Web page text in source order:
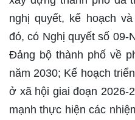
nghị quyết, kế hoạch
đó, có Nghị quyết số 09-
Đảng bộ thành phố về
năm 2030; Kế hoạch
ở xã hội giai đoạn 2026-
mạnh thực hiện các